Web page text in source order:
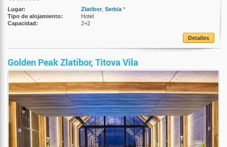
Lugar: Zlatibor, Serbia *
Tipo de alojamiento:
Hotel
Capacidad:
2+2
Detalles
Golden Peak Zlatibor, Titova Vila